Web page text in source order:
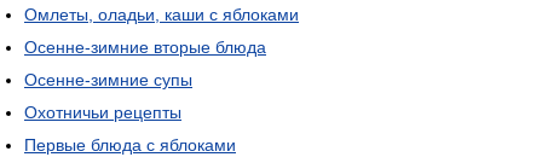
Омлеты, оладьи, каши с яблоками
Осенне-зимние вторые блюда
Осенне-зимние супы
Охотничьи рецепты
Первые блюда с яблоками